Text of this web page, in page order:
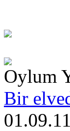
Oylum
Bir
01.09.11